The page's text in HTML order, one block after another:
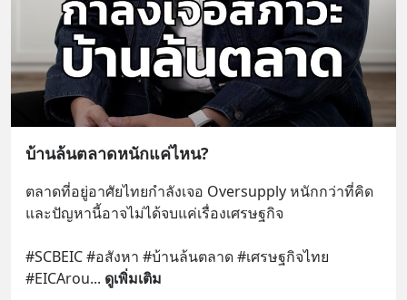
บ้านล้นตลาดหนักแค่ไหน?
ตลาดที่อยู่อาศัยไทยกำลังเจอ Oversupply หนักกว่าที่คิด
และปัญหานี้อาจไม่ได้จบแค่เรื่องเศรษฐกิจ
#SCBEIC #อสังหา #บ้านล้นตลาด #เศรษฐกิจไทย
#EICArou... ดูเพิ่มเติม